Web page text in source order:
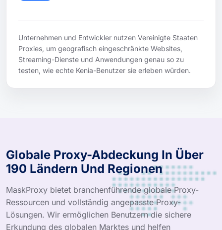
Unternehmen und Entwickler nutzen Vereinigte Staaten
Proxies, um geografisch eingeschränkte Websites,
Streaming-Dienste und Anwendungen genau so zu
testen, wie echte Kenia-Benutzer sie erleben würden.
Globale Proxy-Abdeckung In Über
190 Ländern Und Regionen
MaskProxy bietet branchenführende globale Proxy-
Ressourcen und vollständig angepasste Proxy-
Lösungen. Wir ermöglichen Benutzern die sichere
Erkundung des globalen Marktes und helfen